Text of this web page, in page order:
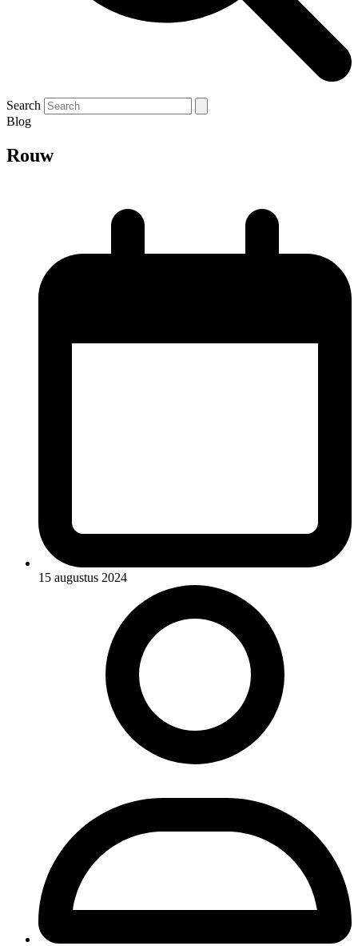
Search
Blog
Rouw
15 augustus 2024